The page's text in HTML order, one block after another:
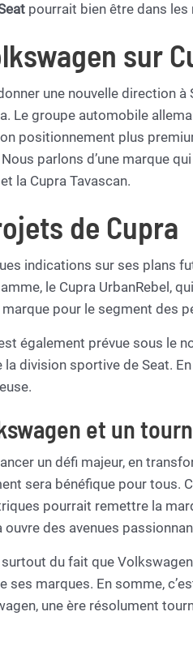
pourrait bien être dans
sur
une nouvelle direction à
Le groupe automobile
positionnement plus
parlons d’une marque
la Cupra Tavascan.
de Cupra
indications sur ses plans
le Cupra UrbanRebel,
marque pour le segment des
également prévue sous le
division sportive de Seat.
et un
un défi majeur, en
sera bénéfique pour tous.
pourrait remettre la
des avenues
du fait que
ses marques. En somme,
une ère résolument